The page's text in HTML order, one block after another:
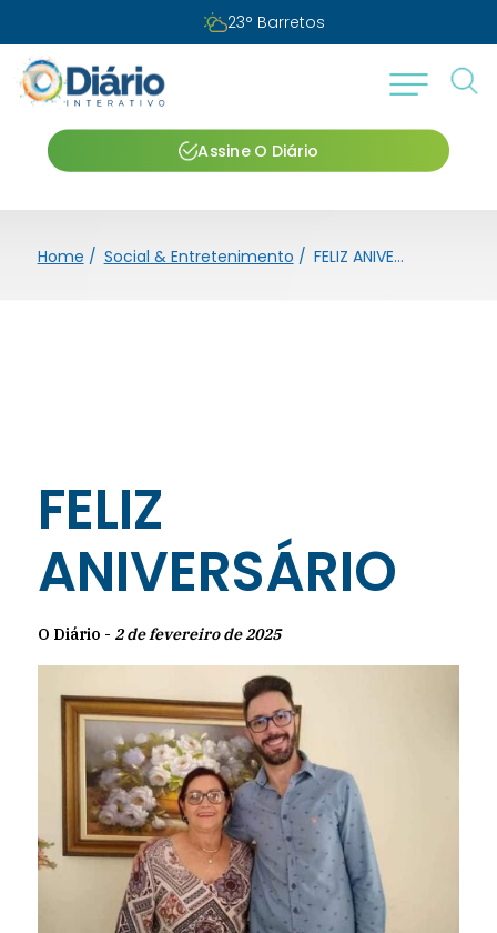
23° Barretos
Assine O Diário
Home / Social & Entretenimento / FELIZ ANIVERSÁRIO
FELIZ
ANIVERSÁRIO
O Diário - 2 de fevereiro de 2025